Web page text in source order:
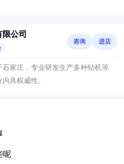
公司
咨询 进店
石家庄，专业研发生产多种钻机等
具权威性。
呢